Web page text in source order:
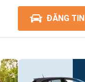
ĐĂNG TIN